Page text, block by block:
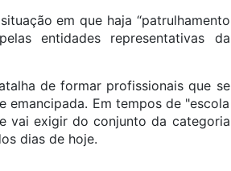
em que haja “patrulhamento
entidades representativas da
de formar profissionais que se
Em tempos de "escola
vai exigir do conjunto da categoria
dias de hoje.